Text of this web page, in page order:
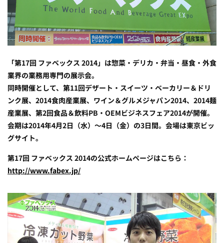
「第17回 ファベックス 2014」は惣菜・デリカ・弁当・昼食・外食
業界の業務用専門の展示会。
同時開催として、第11回デザート・スイーツ・ベーカリー＆ドリ
ンク展、2014食肉産業展、ワイン＆グルメジャパン2014、2014麺
産業展、第2回食品＆飲料PB・OEMビジネスフェア2014が開催。
会期は2014年4月2日（水）～4日（金）の3日間。会場は東京ビッ
グサイト。
第17回 ファベックス 2014の公式ホームページはこちら：
http://www.fabex.jp/